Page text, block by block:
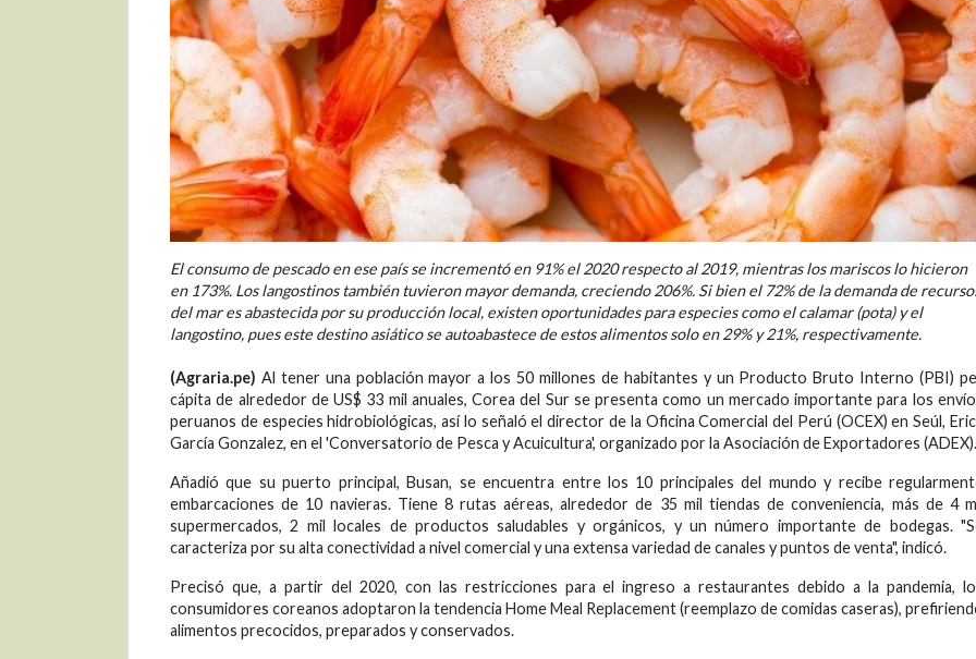
El consumo de pescado en ese país se incrementó en 91% el 2020 respecto al 2019, mientras los mariscos lo hicieron
en 173%. Los langostinos también tuvieron mayor demanda, creciendo 206%. Si bien el 72% de la demanda de
del mar es abastecida por su producción local, existen oportunidades para especies como el calamar (pota) y el
langostino, pues este destino asiático se autoabastece de estos alimentos solo en 29% y 21%, respectivamente.
(Agraria.pe) Al tener una población mayor a los 50 millones de habitantes y un Producto Bruto Interno (PBI)
cápita de alrededor de US$ 33 mil anuales, Corea del Sur se presenta como un mercado importante para los
peruanos de especies hidrobiológicas, así lo señaló el director de la Oficina Comercial del Perú (OCEX) en Seúl,
García Gonzalez, en el 'Conversatorio de Pesca y Acuicultura', organizado por la Asociación de Exportadores (ADEX).
Añadió que su puerto principal, Busan, se encuentra entre los 10 principales del mundo y recibe
embarcaciones de 10 navieras. Tiene 8 rutas aéreas, alrededor de 35 mil tiendas de conveniencia, más de 4
supermercados, 2 mil locales de productos saludables y orgánicos, y un número importante de bodegas.
caracteriza por su alta conectividad a nivel comercial y una extensa variedad de canales y puntos de venta", indicó.
Precisó que, a partir del 2020, con las restricciones para el ingreso a restaurantes debido a la pandemia,
consumidores coreanos adoptaron la tendencia Home Meal Replacement (reemplazo de comidas caseras),
alimentos precocidos, preparados y conservados.